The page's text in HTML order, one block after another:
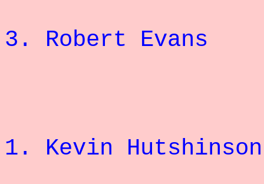
3. Robert Evans
1. Kevin